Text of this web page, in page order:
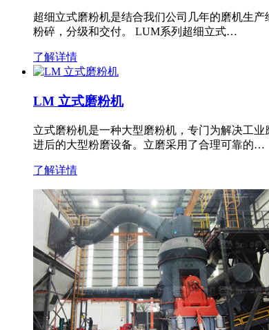
超细立式磨粉机是结合我们公司几年的磨机生
粉碎，分级和交付。 LUM系列超细立式…
了解详情
LM 立式磨粉机
立式磨粉机是一种大型磨粉机，专门为解决工
进后的大型粉磨设备。立磨采用了合理可靠的…
了解详情